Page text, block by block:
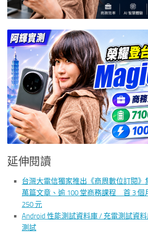
延伸閱讀
台灣大電信獨家推出《商周數位訂閱》
萬篇文章、逾 100 堂商務課程 首 3 個
250 元
Android 性能測試資料庫 / 充電測試資
測試